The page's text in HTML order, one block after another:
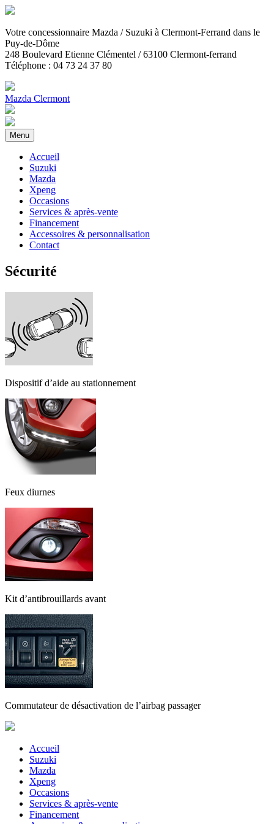
Votre concessionnaire Mazda / Suzuki à Clermont-Ferrand dans le
Puy-de-Dôme
248 Boulevard Etienne Clémentel / 63100 Clermont-ferrand
Téléphone : 04 73 24 37 80
Mazda Clermont
Menu
Accueil
Suzuki
Mazda
Xpeng
Occasions
Services & après-vente
Financement
Accessoires & personnalisation
Contact
Sécurité
Dispositif d’aide au stationnement
Feux diurnes
Kit d’antibrouillards avant
Commutateur de désactivation de l’airbag passager
Accueil
Suzuki
Mazda
Xpeng
Occasions
Services & après-vente
Financement